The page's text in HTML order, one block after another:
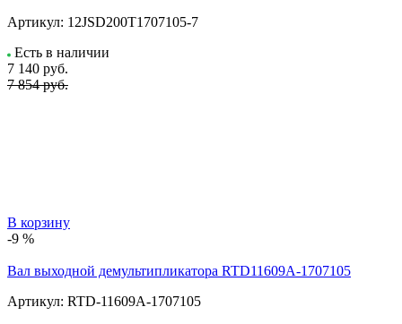
Артикул: 12JSD200T1707105-7
Есть в наличии
7 140 руб.
7 854 руб.
В корзину
-9 %
Вал выходной демультипликатора RTD11609A-1707105
Артикул: RTD-11609A-1707105